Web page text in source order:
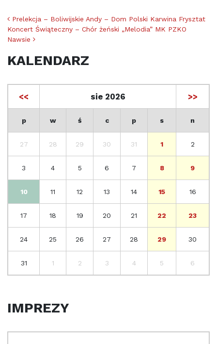
Nawigacja po artykułach
Prelekcja – Boliwijskie Andy – Dom Polski Karwina Frysztat
Koncert Świąteczny – Chór żeński „Melodia” MK PZKO
Nawsie
KALENDARZ
<< sie 2026 >>
p w ś c p s n
27 28 29 30 31 1 2
3 4 5 6 7 8 9
10 11 12 13 14 15 16
17 18 19 20 21 22 23
24 25 26 27 28 29 30
31 1 2 3 4 5 6
IMPREZY